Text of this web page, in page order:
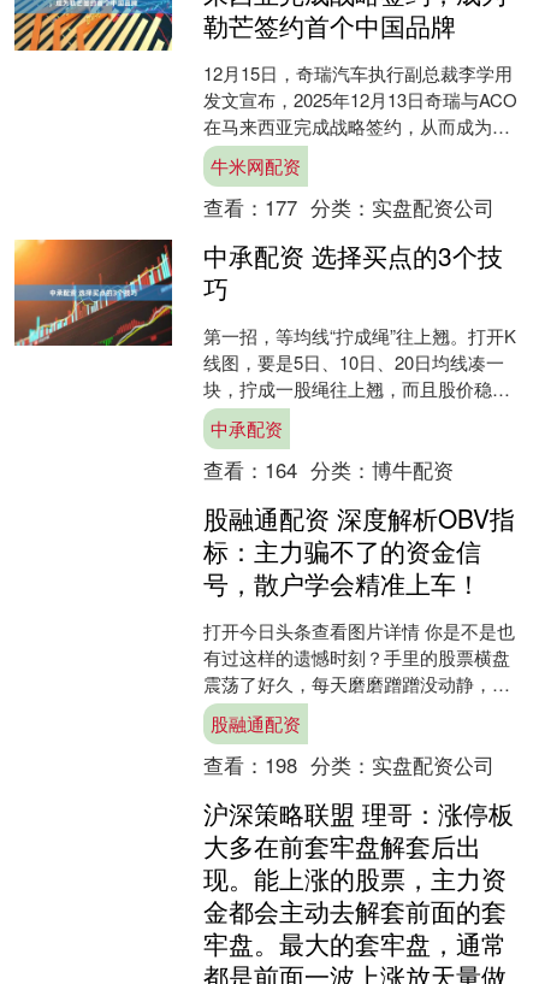
勒芒签约首个中国品牌
12月15日，奇瑞汽车执行副总裁李学用
发文宣布，2025年12月13日奇瑞与ACO
在马来西亚完成战略签约，从而成为勒
芒签约的首个中国品牌。 李学用表示，
星途将承....
牛米网配资
查看： 177 分类： 实盘配资公司
中承配资 选择买点的3个技
巧
第一招，等均线“拧成绳”往上翘。打开K
线图，要是5日、10日、20日均线凑一
块，拧成一股绳往上翘，而且股价稳稳
站在均线上，这就是绝佳买点！说明上
涨趋势稳了，进场....
中承配资
查看： 164 分类： 博牛配资
股融通配资 深度解析OBV指
标：主力骗不了的资金信
号，散户学会精准上车！
打开今日头条查看图片详情 你是不是也
有过这样的遗憾时刻？手里的股票横盘
震荡了好久，每天磨磨蹭蹭没动静，你
忍不住卖出换股，结果刚卖完它就放量
大涨，一路飙升；更扎心....
股融通配资
查看： 198 分类： 实盘配资公司
沪深策略联盟 理哥：涨停板
大多在前套牢盘解套后出
现。能上涨的股票，主力资
金都会主动去解套前面的套
牢盘。最大的套牢盘，通常
都是前面一波上涨放天量做